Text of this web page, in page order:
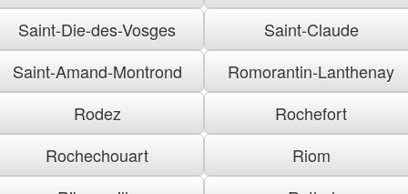
Saint-Die-des-Vosges
Saint-Claude
Saint-Amand-Montrond
Romorantin-Lanthenay
Rodez
Rochefort
Rochechouart
Riom